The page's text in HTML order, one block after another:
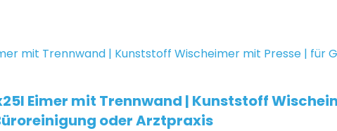
Eimer mit Trennwand | Kunststoff
oder Arztpraxis